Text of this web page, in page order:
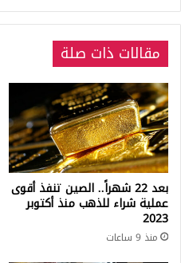
مقالات ذات صلة
بعد 22 شهراً.. الصين تنفذ أقوى
عملية شراء للذهب منذ أكتوبر
2023
منذ 9 ساعات